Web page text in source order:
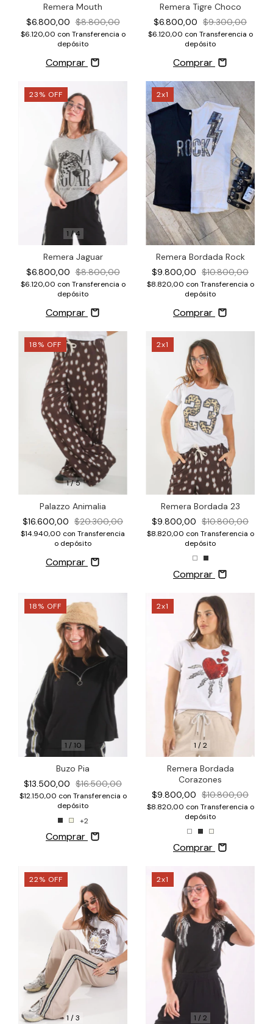
Remera Mouth
$6.800,00 $8.800,00
$6.120,00 con Transferencia o
depósito
Comprar
Remera Tigre Choco
$6.800,00 $9.300,00
$6.120,00 con Transferencia o
depósito
Comprar
1 /4
23% OFF
Remera Jaguar
$6.800,00 $8.800,00
$6.120,00 con Transferencia o
depósito
Comprar
2x1
Remera Bordada Rock
$9.800,00 $10.800,00
$8.820,00 con Transferencia o
depósito
Comprar
1/5
18% OFF
Palazzo Animalia
$16.600,00 $20.300,00
$14.940,00 con Transferencia
o depósito
Comprar
2x1
Remera Bordada 23
$9.800,00 $10.800,00
$8.820,00 con Transferencia o
depósito
Comprar
1 / 10
18% OFF
Buzo Pia
$13.500,00 $16.500,00
$12.150,00 con Transferencia o
depósito
+2
Comprar
1 /2
2x1
Remera Bordada
Corazones
$9.800,00 $10.800,00
$8.820,00 con Transferencia o
depósito
Comprar
1 /3
22% OFF
1 / 2
2x1